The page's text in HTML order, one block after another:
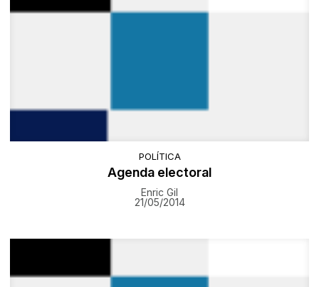
POLÍTICA
Agenda electoral
Enric Gil
21/05/2014